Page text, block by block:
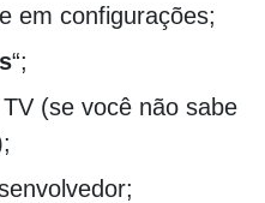
em configurações;
“;
(se você não sabe